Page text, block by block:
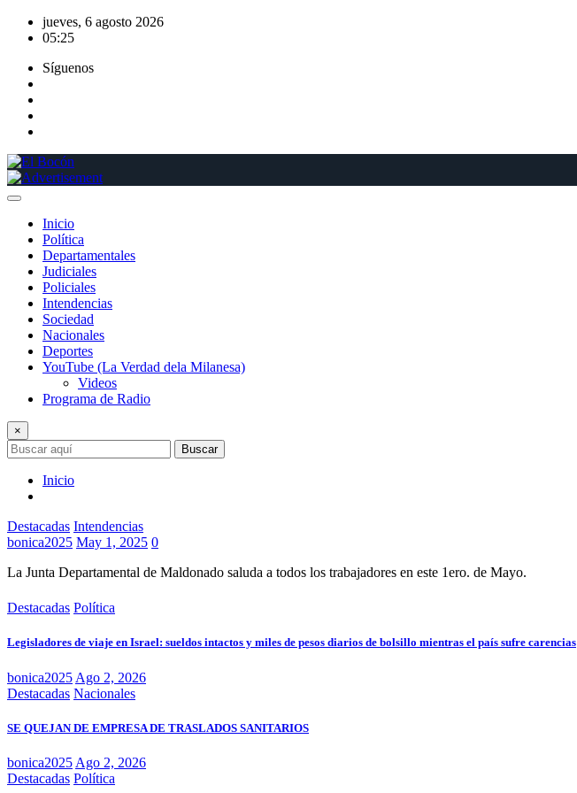
Saltar
jueves, 6 agosto 2026
05:25
Síguenos
Inicio
Política
Departamentales
Judiciales
Policiales
Intendencias
Sociedad
Nacionales
Deportes
YouTube (La Verdad dela Milanesa)
Videos
Programa de Radio
×
Buscar
Inicio
Destacadas Intendencias
bonica2025 May 1, 2025 0
La Junta Departamental de Maldonado saluda a todos los trabajadores en este 1ero. de Mayo.
Destacadas Política
Legisladores de viaje en Israel: sueldos intactos y miles de pesos diarios de bolsillo mientras el país sufre carencias
bonica2025 Ago 2, 2026
Destacadas Nacionales
SE QUEJAN DE EMPRESA DE TRASLADOS SANITARIOS
bonica2025 Ago 2, 2026
Destacadas Política